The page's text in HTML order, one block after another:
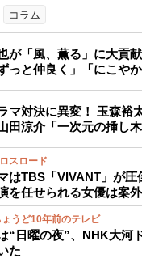
コラム
が「風、薫る」に大貢
っと仲良く」「にこや
マ対決に異変！ 玉森裕
田涼介「一次元の挿し
スロード
はTBS「VIVANT」が圧
を任せられる女優は案
うど10年前のテレビ
“日曜の夜”、NHK大河
た